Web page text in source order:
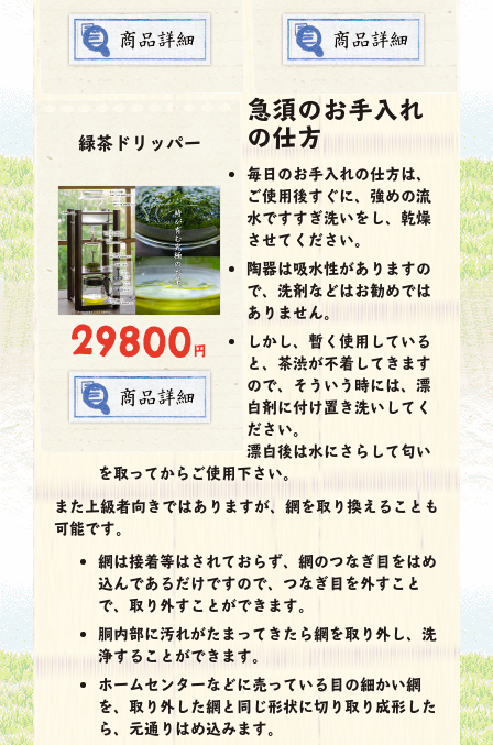
緑茶ドリッパー
29800円
急須のお手入れ
の仕方
毎日のお手入れの仕方は、
ご使用後すぐに、強めの流
水ですすぎ洗いをし、乾燥
させてください。
陶器は吸水性がありますの
で、洗剤などはお勧めでは
ありません。
しかし、暫く使用している
と、茶渋が不着してきます
ので、そういう時には、漂
白剤に付け置き洗いしてく
ださい。
漂白後は水にさらして匂い
を取ってからご使用下さい。
また上級者向きではありますが、網を取り換えることも
可能です。
網は接着等はされておらず、網のつなぎ目をはめ
込んであるだけですので、つなぎ目を外すこと
で、取り外すことができます。
胴内部に汚れがたまってきたら網を取り外し、洗
浄することができます。
ホームセンターなどに売っている目の細かい網
を、取り外した網と同じ形状に切り取り成形した
ら、元通りはめ込みます。